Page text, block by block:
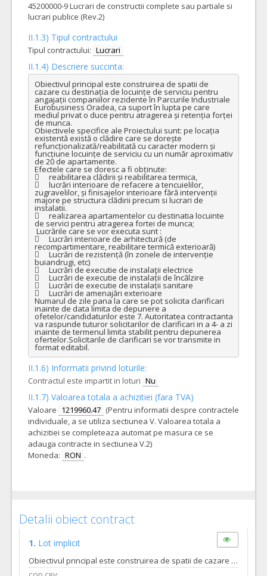
45200000-9 Lucrari de constructii complete sau partiale si
lucrari publice (Rev.2)
II.1.3) Tipul contractului
Tipul contractului: Lucrari
II.1.4) Descriere succinta:
Obiectivul principal este construirea de spatii de
cazare cu destinația de locuințe de serviciu pentru
angajații companiilor rezidente în Parcurile Industriale
Eurobusiness Oradea, ca suport în lupta pe care
mediul privat o duce pentru atragerea și retenția forței
de munca.
Obiectivele specifice ale Proiectului sunt: pe locația
existentă există o clădire care se dorește
refuncționalizată/reabilitată cu caracter modern și
funcțiune locuințe de serviciu cu un număr aproximativ
de 20 de apartamente.
Efectele care se doresc a fi obținute:
	reabilitarea clădirii și reabilitarea termica,
	lucrări interioare de refacere a tencuielilor,
zugravelilor, și finisajelor interioare fără intervenții
majore pe structura clădirii precum si lucrari de
instalatii.
	realizarea apartamentelor cu destinatia locuinte
de servici pentru atragerea fortei de munca;
	Lucrări interioare de arhitectură (de
recompartimentare, reabilitare termică exterioară)
	Lucrări de rezistență (în zonele de intervenție
buiandrugi, etc)
	Lucrări de executie de instalaţii electrice
	Lucrări de executie de instalații de încălzire
	Lucrări de executie de instalații sanitare
	Lucrări de amenajări exterioare
Numarul de zile pana la care se pot solicita clarificari
inainte de data limita de depunere a
ofetelor/candidaturilor este 7. Autoritatea contractanta
va raspunde tuturor solicitarilor de clarificari in a 4- a zi
inainte de termenul limita stabilit pentru depunerea
ofertelor.Solicitarile de clarificari se vor transmite in
format editabil.
II.1.6) Informatii privind loturile:
Contractul este impartit in loturi Nu
II.1.7) Valoarea totala a achizitiei (fara TVA)
Valoare 1219960.47 (Pentru informatii despre contractele
individuale, a se utiliza sectiunea V. Valoarea totala a
achizitiei se completeaza automat pe masura ce se
adauga contracte in sectiunea V.2)
Moneda: RON .
Detalii obiect contract
1. Lot implicit
Obiectivul principal este construirea de spatii de cazare cu destinația de locuințe de serviciu pentru angajații companiilor rezidente în Parcurile Industriale Eurobusiness Oradea, ca suport în lupta pe care mediul privat o duce pentru atragerea și retenția forței de munca. Obiectivele specifice ale Proiectului sunt: pe locația existentă există o clădire care se dorește refuncționalizată/reabilitată cu caracter modern și funcțiune locuințe de serviciu cu un număr aproximativ de 20 de apartamente. Efectele care se doresc a fi obținute:  reabilitarea clădirii și reabilitarea termica,  lucrări interioare de refacere a tencuielilor, zugravelilor, și finisajelor interioare fără intervenții majore pe structura clădirii precum si lucrari de instalatii.  realizarea apartamentelor cu destinatia locuinte de servici pentru atragerea fortei de munca; Lucrările care se vor executa sunt :  Lucrări interioare de arhitectură (de recompartimentare, reabilitare termică exterioară)  Lucrări de rezistență (în zonele de intervenție buiandrugi, etc)  Lucrări de executie de instalaţii electrice  Lucrări de executie de instalații de încălzire  Lucrări de executie de instalații sanitare  Lucrări de amenajări exterioare